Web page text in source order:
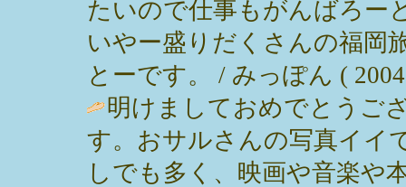
たいので仕事もがんばろー
いやー盛りだくさんの福岡
とーです。 / みっぽん (
明けましておめでとうご
す。おサルさんの写真イイ
しでも多く、映画や音楽や